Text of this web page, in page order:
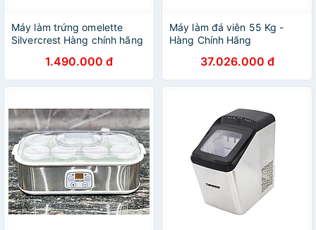
Máy làm trứng omelette
Silvercrest Hàng chính hãng
1.490.000 đ
Máy làm đá viên 55 Kg -
Hàng Chính Hãng
37.026.000 đ